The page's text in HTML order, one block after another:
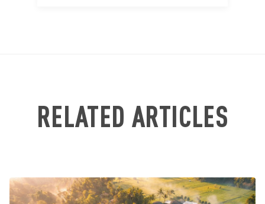
RELATED ARTICLES